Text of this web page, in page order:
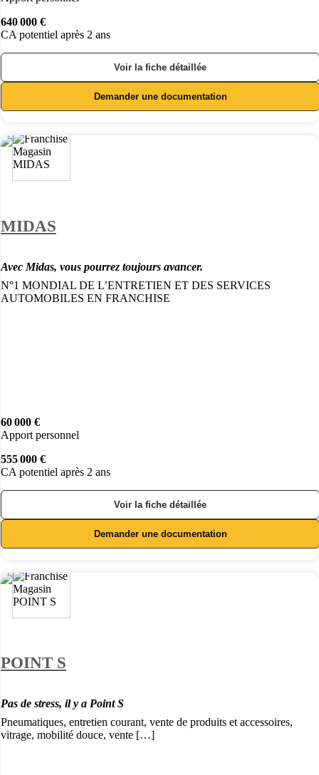
640 000 €
CA potentiel après 2 ans
Voir la fiche détaillée
Demander une documentation
MIDAS
Avec Midas, vous pourrez toujours avancer.
N°1 MONDIAL DE L’ENTRETIEN ET DES SERVICES
AUTOMOBILES EN FRANCHISE
60 000 €
Apport personnel
555 000 €
CA potentiel après 2 ans
Voir la fiche détaillée
Demander une documentation
POINT S
Pas de stress, il y a Point S
Pneumatiques, entretien courant, vente de produits et accessoires,
vitrage, mobilité douce, vente […]